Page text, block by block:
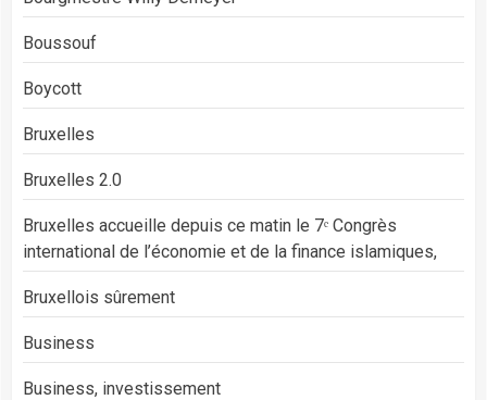
Boussouf
Boycott
Bruxelles
Bruxelles 2.0
Bruxelles accueille depuis ce matin le 7ᵉ Congrès
international de l’économie et de la finance islamiques,
Bruxellois sûrement
Business
Business, investissement